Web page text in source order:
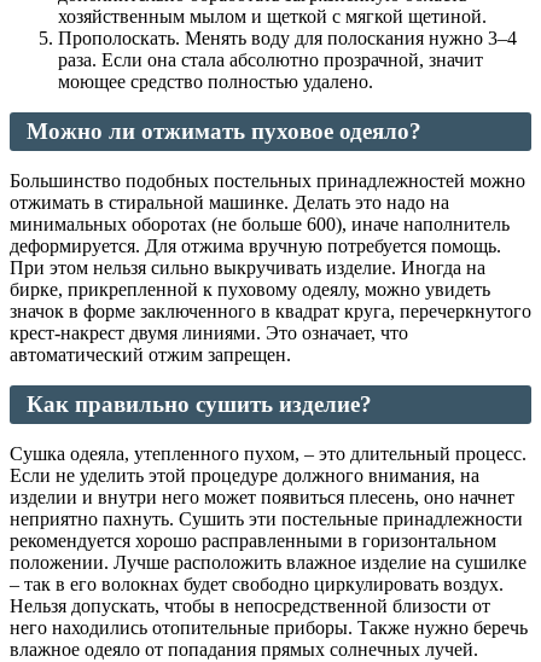
хозяйственным мылом и щеткой с мягкой щетиной.
Прополоскать. Менять воду для полоскания нужно 3–4
раза. Если она стала абсолютно прозрачной, значит
моющее средство полностью удалено.
Можно ли отжимать пуховое одеяло?
Большинство подобных постельных принадлежностей можно
отжимать в стиральной машинке. Делать это надо на
минимальных оборотах (не больше 600), иначе наполнитель
деформируется. Для отжима вручную потребуется помощь.
При этом нельзя сильно выкручивать изделие. Иногда на
бирке, прикрепленной к пуховому одеялу, можно увидеть
значок в форме заключенного в квадрат круга, перечеркнутого
крест-накрест двумя линиями. Это означает, что
автоматический отжим запрещен.
Как правильно сушить изделие?
Сушка одеяла, утепленного пухом, – это длительный процесс.
Если не уделить этой процедуре должного внимания, на
изделии и внутри него может появиться плесень, оно начнет
неприятно пахнуть. Сушить эти постельные принадлежности
рекомендуется хорошо расправленными в горизонтальном
положении. Лучше расположить влажное изделие на сушилке
– так в его волокнах будет свободно циркулировать воздух.
Нельзя допускать, чтобы в непосредственной близости от
него находились отопительные приборы. Также нужно беречь
влажное одеяло от попадания прямых солнечных лучей.